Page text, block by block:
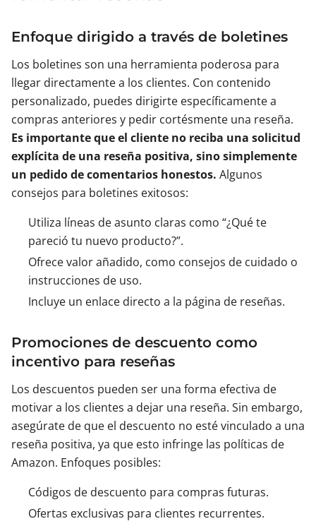
Enfoque dirigido a través de boletines
Los boletines son una herramienta poderosa para
llegar directamente a los clientes. Con contenido
personalizado, puedes dirigirte específicamente a
compras anteriores y pedir cortésmente una reseña.
Es importante que el cliente no reciba una solicitud
explícita de una reseña positiva, sino simplemente
un pedido de comentarios honestos. Algunos
consejos para boletines exitosos:
Utiliza líneas de asunto claras como “¿Qué te
pareció tu nuevo producto?”.
Ofrece valor añadido, como consejos de cuidado o
instrucciones de uso.
Incluye un enlace directo a la página de reseñas.
Promociones de descuento como
incentivo para reseñas
Los descuentos pueden ser una forma efectiva de
motivar a los clientes a dejar una reseña. Sin embargo,
asegúrate de que el descuento no esté vinculado a una
reseña positiva, ya que esto infringe las políticas de
Amazon. Enfoques posibles:
Códigos de descuento para compras futuras.
Ofertas exclusivas para clientes recurrentes.